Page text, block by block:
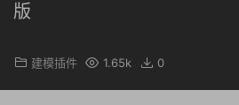
版
建模插件 1.65k 0